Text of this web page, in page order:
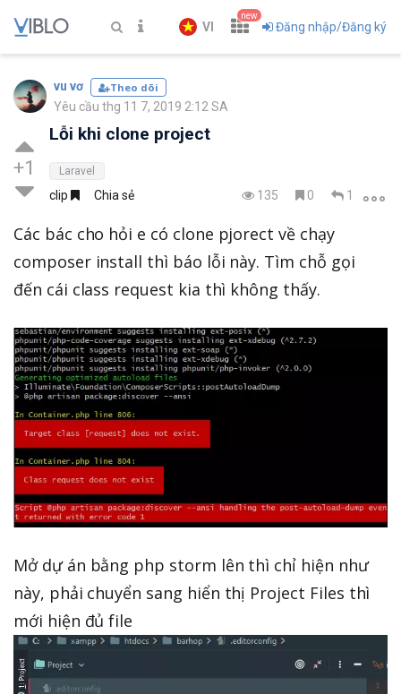
VI
new
Đăng nhập/Đăng ký
vu vơ Theo dõi
Yêu cầu thg 11 7, 2019 2:12 SA
+1
Lỗi khi clone project
Laravel
clip Chia sẻ 135 0 1
Các bác cho hỏi e có clone pjorect về chạy
composer install thì báo lỗi này. Tìm chỗ gọi
đến cái class request kia thì không thấy.
Mở dự án bằng php storm lên thì chỉ hiện như
này, phải chuyển sang hiển thị Project Files thì
mới hiện đủ file